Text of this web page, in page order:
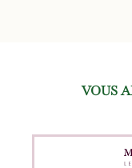
VOUS